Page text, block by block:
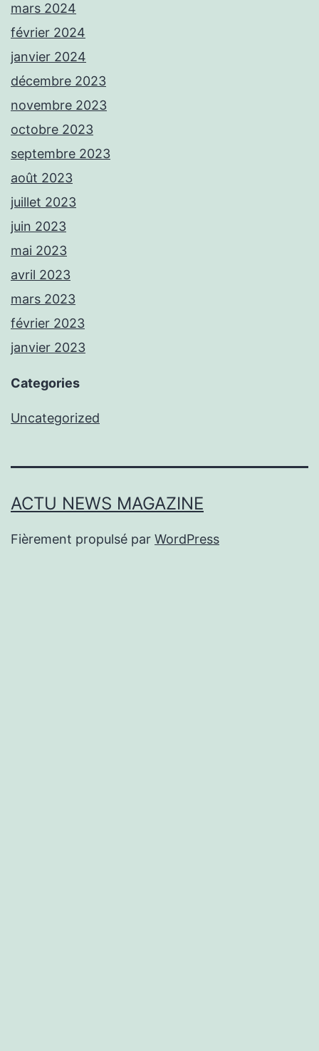
mars 2024
février 2024
janvier 2024
décembre 2023
novembre 2023
octobre 2023
septembre 2023
août 2023
juillet 2023
juin 2023
mai 2023
avril 2023
mars 2023
février 2023
janvier 2023
Categories
Uncategorized
ACTU NEWS MAGAZINE
Fièrement propulsé par WordPress